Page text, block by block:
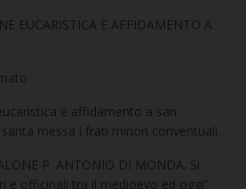
EUCARISTICA E AFFIDAMENTO A
e affidamento a san
messa i frati minori conventuali.
P. ANTONIO DI MONDA. Si
e officinali tra il medioevo ed oggi”